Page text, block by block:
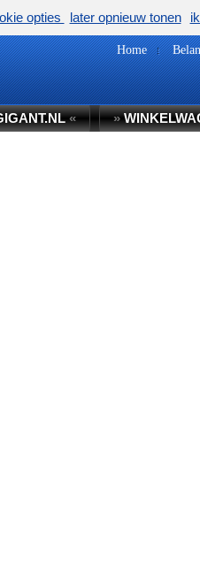
Home
« »
opties later opnieuw tonen